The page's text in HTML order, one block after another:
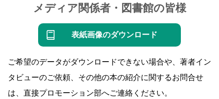
メディア関係者・図書館の皆様
表紙画像のダウンロード
ご希望のデータがダウンロードできない場合や、著者イン
タビューのご依頼、その他の本の紹介に関するお問合せ
は、直接プロモーション部へご連絡ください。